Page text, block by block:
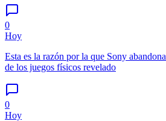
0
Hoy
Esta es la razón por la que Sony
de los juegos físicos revelado
0
Hoy